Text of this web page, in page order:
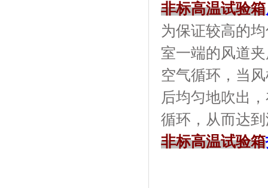
非标高温试验箱
为保证较高的均
室一端的风道夹
空气循环，当
后均匀地吹出
循环，从而达
非标高温试验箱